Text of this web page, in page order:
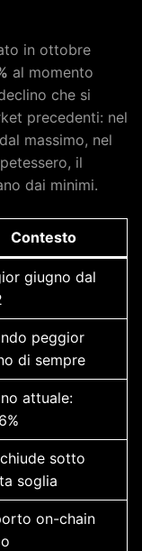
in ottobre
al momento
che si
precedenti: nel
dal massimo, nel
il
dai minimi.
Contesto
giugno dal
peggior
di sempre
attuale:
sotto
soglia
on-chain